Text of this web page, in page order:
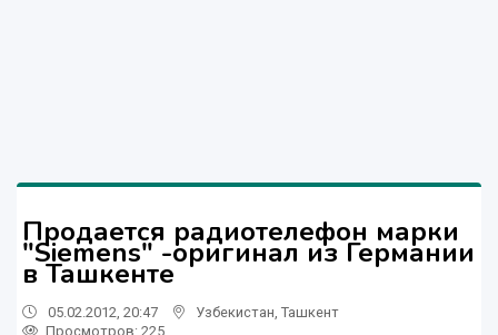
Продается радиотелефон марки
"Siemens" -оригинал из Германии
в Ташкенте
05.02.2012, 20:47 Узбекистан Ташкент
Просмотров: 225